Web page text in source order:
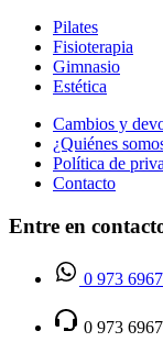
Pilates
Fisioterapia
Gimnasio
Estética
Cambios y
¿Quiénes
Política de
Contacto
Entre en
0 973
0 973